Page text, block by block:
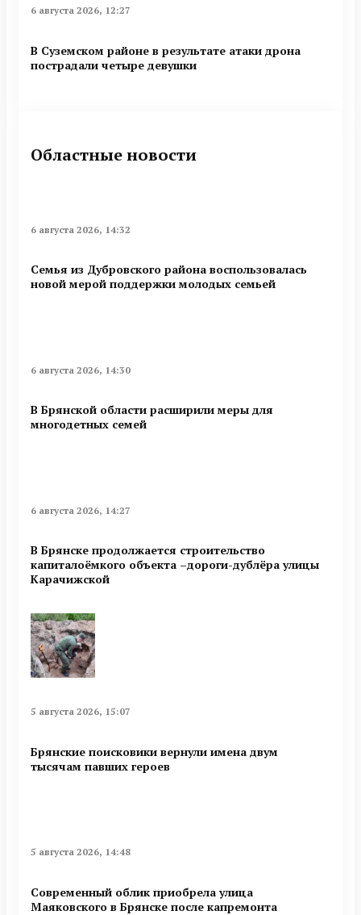
6 августа 2026, 12:27
В Суземском районе в результате атаки дрона
пострадали четыре девушки
Областные новости
6 августа 2026, 14:32
Семья из Дубровского района воспользовалась
новой мерой поддержки молодых семьей
6 августа 2026, 14:30
В Брянской области расширили меры для
многодетных семей
6 августа 2026, 14:27
В Брянске продолжается строительство
капиталоёмкого объекта –дороги-дублёра улицы
Карачижской
5 августа 2026, 15:07
Брянские поисковики вернули имена двум
тысячам павших героев
5 августа 2026, 14:48
Современный облик приобрела улица
Маяковского в Брянске после капремонта